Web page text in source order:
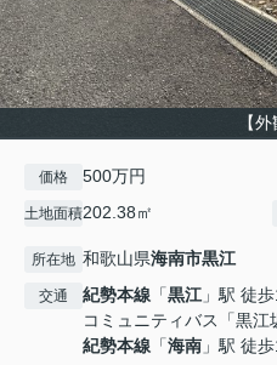
【外
価格 500万円
土地面積202.38㎡
所在地 和歌山県海南市黒江
交通 紀勢本線 「黒江 」駅 徒
コミュニティバス「黒
紀勢本線 「海南 」駅 徒